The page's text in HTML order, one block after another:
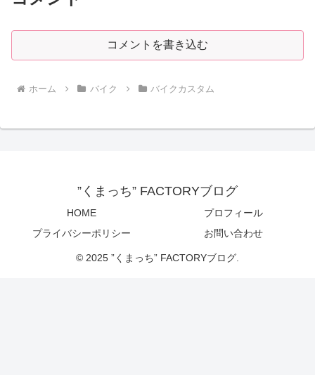
コメントを書き込む
ホーム バイク バイクカスタム
”くまっち” FACTORYブログ
HOME
プロフィール
プライバシーポリシー
お問い合わせ
© 2025 ”くまっち” FACTORYブログ.